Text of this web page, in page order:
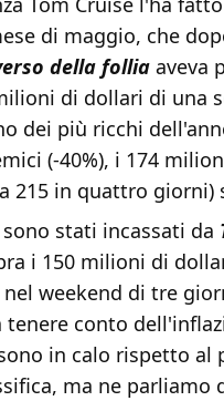
di maggio, che
della follia aveva
di dollari di una
dei più ricchi
(-40%), i 174
215 in quattro
stati incassati da
i 150 milioni di
weekend di tre
tenere conto
in calo rispetto
ma ne parliamo